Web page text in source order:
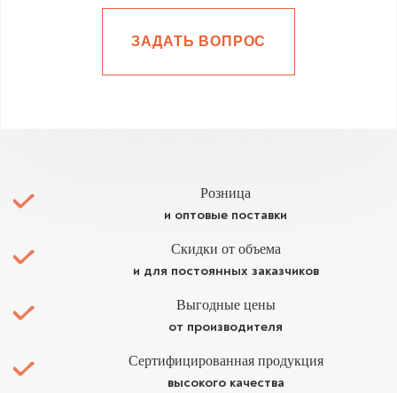
ЗАДАТЬ ВОПРОС
Розница
и оптовые поставки
Скидки от объема
и для постоянных заказчиков
Выгодные цены
от производителя
Сертифицированная продукция
высокого качества